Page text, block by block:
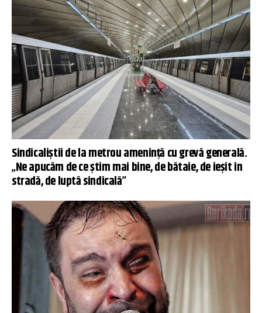
Sindicaliștii de la metrou amenință cu grevă generală.
„Ne apucăm de ce ştim mai bine, de bătaie, de ieşit în
stradă, de luptă sindicală”